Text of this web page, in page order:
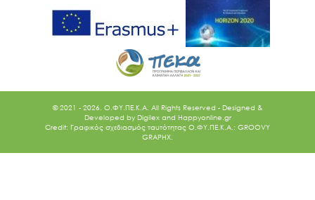
© 2021 - 2026. O.ΦΥ.ΠΕ.Κ.Α. All Rights Reserved - Designed &
Developed by Digilex and Happyonline.gr
Credit: Γραφικός σχεδιασμός ταυτότητας Ο.ΦΥ.ΠΕ.Κ.Α.: GROOVY
GRAPHX.